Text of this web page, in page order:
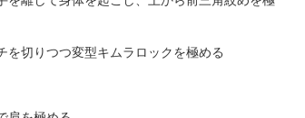
切りつつ変型キムラロックを極める